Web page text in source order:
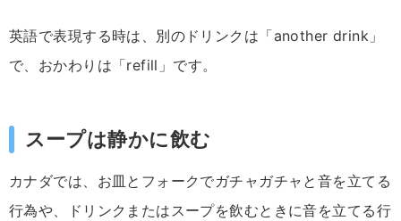
英語で表現する時は、別のドリンクは「another drink」
で、おかわりは「refill」です。
スープは静かに飲む
カナダでは、お皿とフォークでガチャガチャと音を立てる
行為や、ドリンクまたはスープを飲むときに音を立てる行